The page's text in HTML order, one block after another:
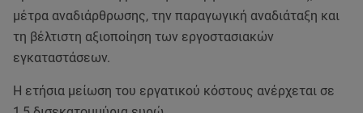
μέτρα αναδιάρθρωσης, την παραγωγική αναδιάταξη και
τη βέλτιστη αξιοποίηση των εργοστασιακών
εγκαταστάσεων.
Η ετήσια μείωση του εργατικού κόστους ανέρχεται σε